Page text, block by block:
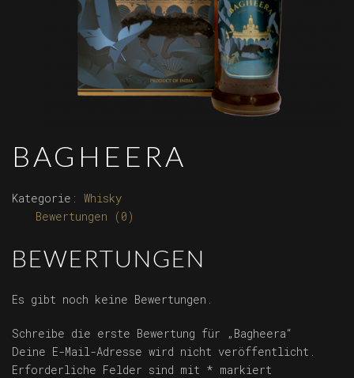
BAGHEERA
Kategorie: Whisky
Bewertungen (0)
BEWERTUNGEN
Es gibt noch keine Bewertungen.
Schreibe die erste Bewertung für „Bagheera“
Deine E-Mail-Adresse wird nicht veröffentlicht.
Erforderliche Felder sind mit * markiert